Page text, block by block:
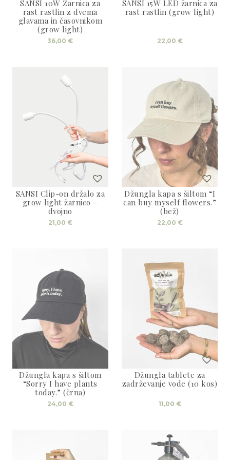
SANSI 10W Žarnica za
rast rastlin z dvema
glavama in časovnikom
(grow light)
36,00 €
SANSI 15W LED žarnica za
rast rastlin (grow light)
22,00 €
SANSI Clip-on držalo za
grow light žarnico –
dvojno
21,00 €
Džungla kapa s šiltom “I
can buy myself flowers.”
(bež)
22,00 €
Džungla kapa s šiltom
“Sorry I have plants
today.” (črna)
24,00 €
Džungla tablete za
zadrževanje vode (10 kos)
11,00 €
Dodaj v košarico
Preberi prispevek